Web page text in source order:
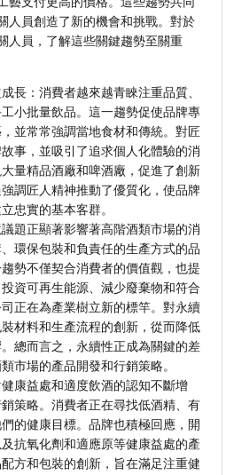
人員創造了新的機會和挑戰。對於
人員，了解這些關鍵趨勢至關重
長：消費者越來越青睞注重品質、
小批量飲品。這一趨勢促使品牌專
並常常強調當地食材和傳統。對匠
事，並吸引了追求個人化體驗的消
量精品酒廠和啤酒廠，促進了創新
調匠人精神推動了優質化，使品牌
忠實的基本客群。
題正顯著影響著高階酒類市場的消
環保包裝和負責任的生產方式的品
勢不僅契合消費者的價值觀，也提
資可再生能源、減少廢棄物和符合
正在為產業樹立新的標竿。對永續
材料和生產流程的創新，從而降低
總而言之，永續性正成為關鍵的差
市場的產品開發和行銷策略。
康益處和適度飲酒的認知不斷增
策略。消費者正在尋找低酒精、有
的健康目標。品牌也積極回應，開
抗氧化劑和適應原等健康益處的產
方和包裝的創新，旨在滿足注重健